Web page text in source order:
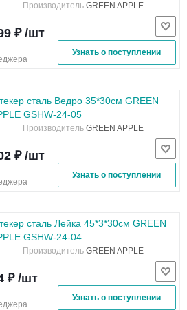
Производитель GREEN APPLE
₽ /шт
Узнать о поступлении
сталь Ведро 35*30см GREEN
GSHW-24-05
Производитель GREEN APPLE
₽ /шт
Узнать о поступлении
сталь Лейка 45*3*30см GREEN
GSHW-24-04
Производитель GREEN APPLE
₽ /шт
Узнать о поступлении